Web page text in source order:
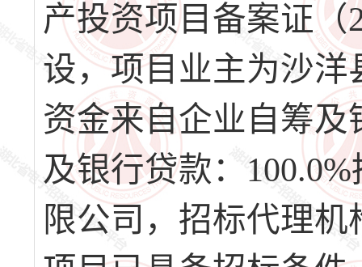
产投资项目备案证（
设，项目业主为沙
资金来自企业自筹
及银行贷款：
限公司，招标代理